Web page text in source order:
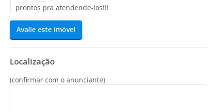
prontos pra atendende-los!!!
Avalie este imóvel
Localização
(confirmar com o anunciante)